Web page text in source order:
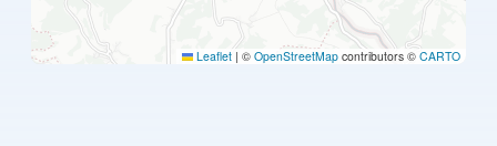
Leaflet | © OpenStreetMap contributors © CARTO